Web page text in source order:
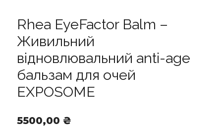
Rhea EyeFactor Balm –
Живильний
відновлювальний anti-age
бальзам для очей
EXPOSOME
5500,00 ₴